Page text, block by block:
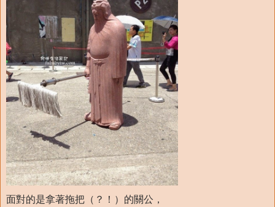
面對的是拿著拖把（？！）的關公，